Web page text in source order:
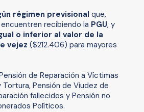
régimen previsional que,
recibiendo la PGU, y
o inferior al valor de la
vejez ($212.406) para mayores
de Reparación a Víctimas
Pensión de Viudez de
fallecidos y Pensión no
Políticos.